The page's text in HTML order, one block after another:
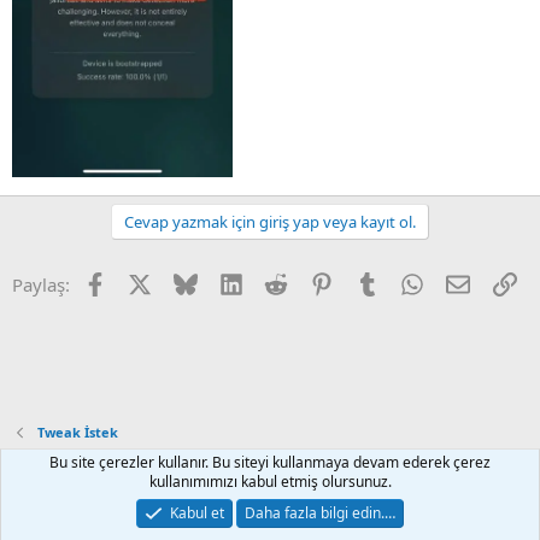
Cevap yazmak için giriş yap veya kayıt ol.
Paylaş: Facebook BlueskyLinkedInReddit PinterestTumblr WhatsApp
E-posta
Tweak İstek
Türkçe (TR)
Gizlilik Yardım Ana sayfa
R
Bu site çerezler kullanır. Bu siteyi kullanmaya devam ederek çerez
kullanımımızı kabul etmiş olursunuz.
Kabul et
Daha fazla bilgi edin.…